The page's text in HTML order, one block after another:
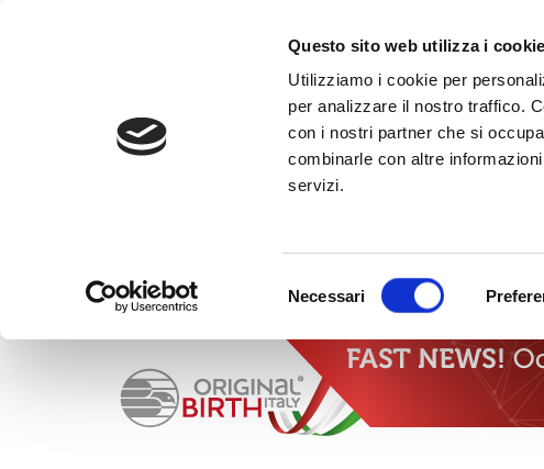
Questo sito web utilizza i cookie
Utilizziamo i cookie per
per analizzare il nostro traffico.
con i nostri partner che si
combinarle con altre
servizi.
del
Necessari